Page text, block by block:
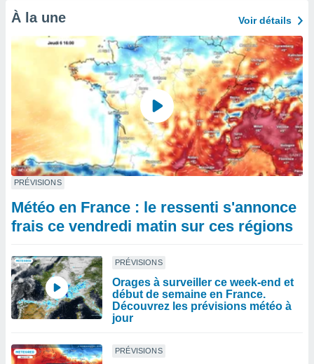
À la une Voir détails
PRÉVISIONS
Météo en France : le ressenti s'annonce
frais ce vendredi matin sur ces régions
PRÉVISIONS
Orages à surveiller ce week-end et
début de semaine en France.
Découvrez les prévisions météo à
jour
PRÉVISIONS